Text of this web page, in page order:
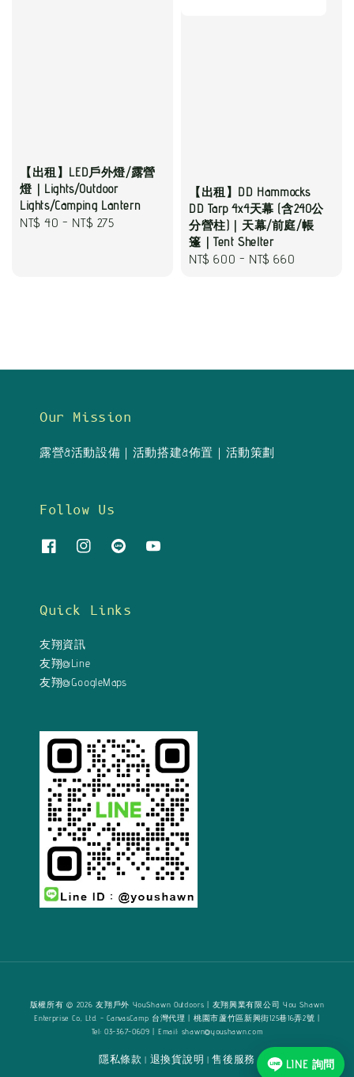
【出租】LED戶外燈/露營
燈｜Lights/Outdoor
Lights/Camping Lantern
Regular
NT$ 40 - NT$ 275
【出租】DD Hammocks
DD Tarp 4x4天幕 (含240公
分營柱)｜天幕/前庭/帳
篷｜Tent Shelter
Regular
NT$ 600 - NT$ 660
Our Mission
露營&活動設備｜活動搭建&佈置｜活動策劃
Follow Us
Quick Links
友翔資訊
友翔@Line
友翔@GoogleMaps
版權所有 © 2026 友翔戶外 YouShawn Outdoors | 友翔興業有限公司 You Shawn
Enterprise Co., Ltd. - CanvasCamp 台灣代理 | 桃園市蘆竹區新興街125巷16弄2號 |
Tel: 03-367-0609 | Email: shawn@youshawn.com
隱私條款 退換貨說明 |售後服務 LINE 詢問